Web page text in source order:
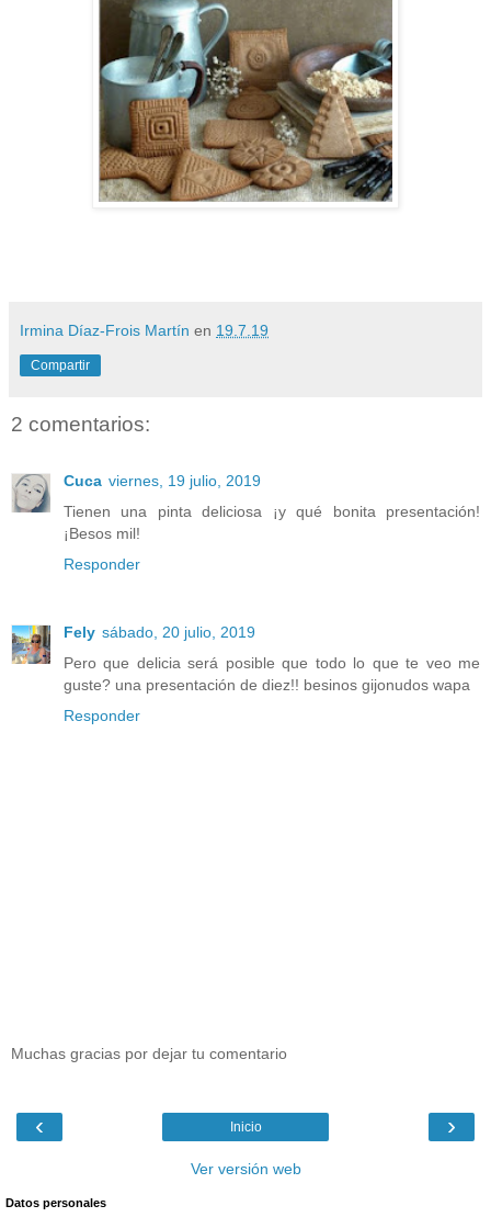
Irmina Díaz-Frois Martín en 19.7.19
Compartir
2 comentarios:
Cuca viernes, 19 julio, 2019
Tienen una pinta deliciosa ¡y qué bonita presentación!
¡Besos mil!
Responder
Fely sábado, 20 julio, 2019
Pero que delicia será posible que todo lo que te veo me
guste? una presentación de diez!! besinos gijonudos wapa
Responder
Muchas gracias por dejar tu comentario
‹ ›
Inicio
Ver versión web
Datos personales